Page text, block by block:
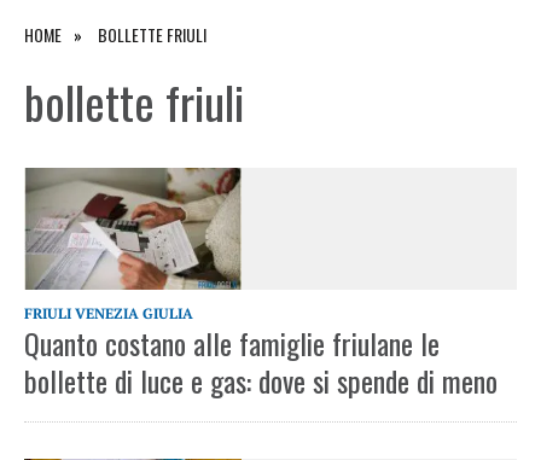
HOME BOLLETTE FRIULI
bollette friuli
FRIULI VENEZIA GIULIA
Quanto costano alle famiglie friulane le
bollette di luce e gas: dove si spende di meno